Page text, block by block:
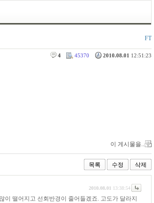
FT
2010.08.01 12:51:23
45370
4
이 게시물을..
목록 수정 삭제
2010.08.01 13:38:54
이 떨어지고 선회반경이 줄어들겠죠. 고도가 달라지